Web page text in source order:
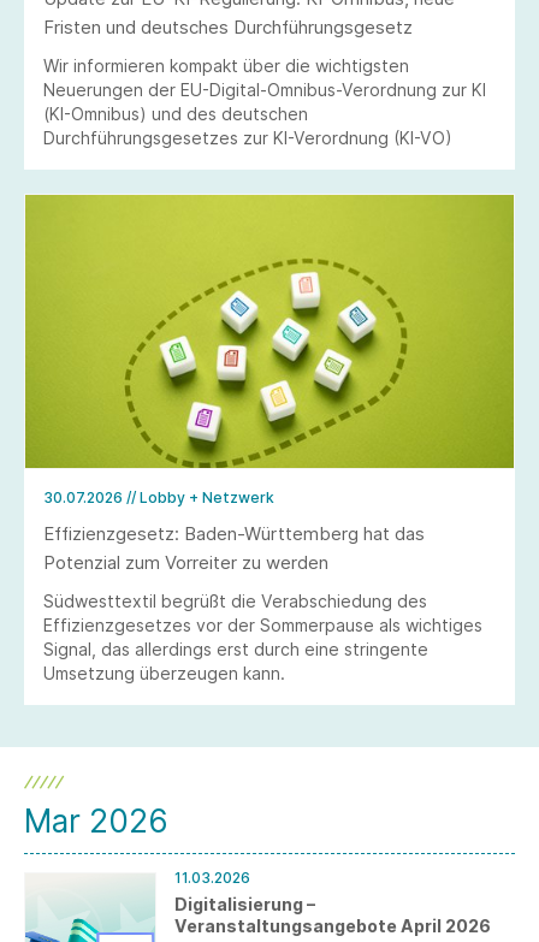
Fristen und deutsches Durchführungsgesetz
Wir informieren kompakt über die wichtigsten
Neuerungen der EU-Digital-Omnibus-Verordnung zur KI
(KI-Omnibus) und des deutschen
Durchführungsgesetzes zur KI-Verordnung (KI-VO)
30.07.2026 // Lobby + Netzwerk
Effizienzgesetz: Baden-Württemberg hat das
Potenzial zum Vorreiter zu werden
Südwesttextil begrüßt die Verabschiedung des
Effizienzgesetzes vor der Sommerpause als wichtiges
Signal, das allerdings erst durch eine stringente
Umsetzung überzeugen kann.
Mar 2026
11.03.2026
Digitalisierung –
Veranstaltungsangebote April 2026